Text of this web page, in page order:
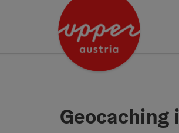
Accesskey
Accesskey
Geocaching